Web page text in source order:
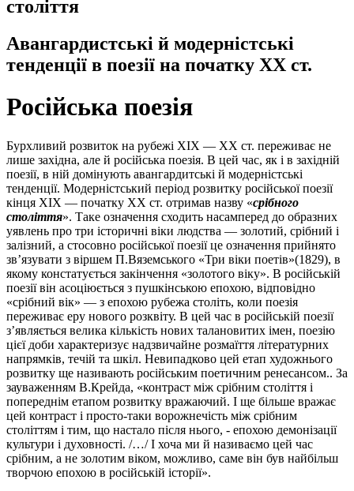
століття
Авангардистські й модерністські
тенденції в поезії на початку ХХ ст.
Російська поезія
Бурхливий розвиток на рубежі ХІХ — ХХ ст. переживає не
лише західна, але й російська поезія. В цей час, як і в західній
поезії, в ній домінують авангардитські й модерністські
тенденції. Модерністський період розвитку російської поезії
кінця ХІХ — початку ХХ ст. отримав назву «срібного
століття». Таке означення сходить насамперед до образних
уявлень про три історичні віки людства — золотий, срібний і
залізний, а стосовно російської поезії це означення прийнято
зв’язувати з віршем П.Вяземського «Три віки поетів»(1829), в
якому констатується закінчення «золотого віку». В російській
поезії він асоціюється з пушкінською епохою, відповідно
«срібний вік» — з епохою рубежа століть, коли поезія
переживає еру нового розквіту. В цей час в російській поезії
з’являється велика кількість нових талановитих імен, поезію
цієї доби характеризує надзвичайне розмаїття літературних
напрямків, течій та шкіл. Невипадково цей етап художнього
розвитку ще називають російським поетичним ренесансом.. За
зауваженням В.Крейда, «контраст між срібним століття і
попереднім етапом розвитку вражаючий. І ще більше вражає
цей контраст і просто-таки ворожнечість між срібним
століттям і тим, що настало після нього, - епохою демонізації
культури і духовності. /…/ І хоча ми й називаємо цей час
срібним, а не золотим віком, можливо, саме він був найбільш
творчою епохою в російській історії».